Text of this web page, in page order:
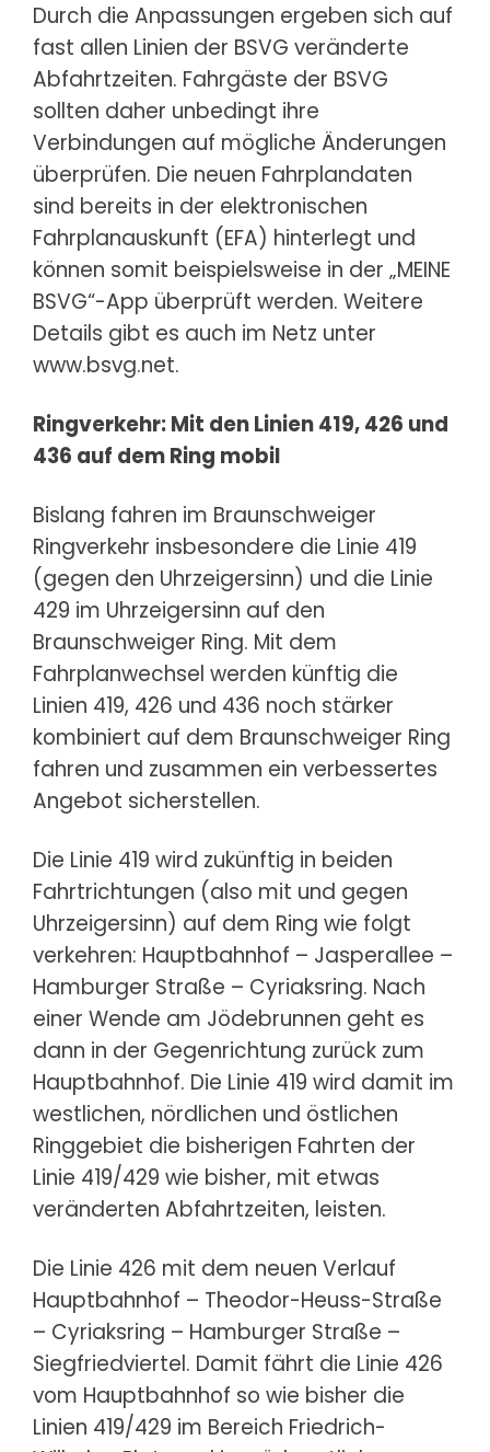
Durch die Anpassungen ergeben sich auf
fast allen Linien der BSVG veränderte
Abfahrtzeiten. Fahrgäste der BSVG
sollten daher unbedingt ihre
Verbindungen auf mögliche Änderungen
überprüfen. Die neuen Fahrplandaten
sind bereits in der elektronischen
Fahrplanauskunft (EFA) hinterlegt und
können somit beispielsweise in der „MEINE
BSVG“-App überprüft werden. Weitere
Details gibt es auch im Netz unter
www.bsvg.net.
Ringverkehr: Mit den Linien 419, 426 und
436 auf dem Ring mobil
Bislang fahren im Braunschweiger
Ringverkehr insbesondere die Linie 419
(gegen den Uhrzeigersinn) und die Linie
429 im Uhrzeigersinn auf den
Braunschweiger Ring. Mit dem
Fahrplanwechsel werden künftig die
Linien 419, 426 und 436 noch stärker
kombiniert auf dem Braunschweiger Ring
fahren und zusammen ein verbessertes
Angebot sicherstellen.
Die Linie 419 wird zukünftig in beiden
Fahrtrichtungen (also mit und gegen
Uhrzeigersinn) auf dem Ring wie folgt
verkehren: Hauptbahnhof – Jasperallee –
Hamburger Straße – Cyriaksring. Nach
einer Wende am Jödebrunnen geht es
dann in der Gegenrichtung zurück zum
Hauptbahnhof. Die Linie 419 wird damit im
westlichen, nördlichen und östlichen
Ringgebiet die bisherigen Fahrten der
Linie 419/429 wie bisher, mit etwas
veränderten Abfahrtzeiten, leisten.
Die Linie 426 mit dem neuen Verlauf
Hauptbahnhof – Theodor-Heuss-Straße
– Cyriaksring – Hamburger Straße –
Siegfriedviertel. Damit fährt die Linie 426
vom Hauptbahnhof so wie bisher die
Linien 419/429 im Bereich Friedrich-